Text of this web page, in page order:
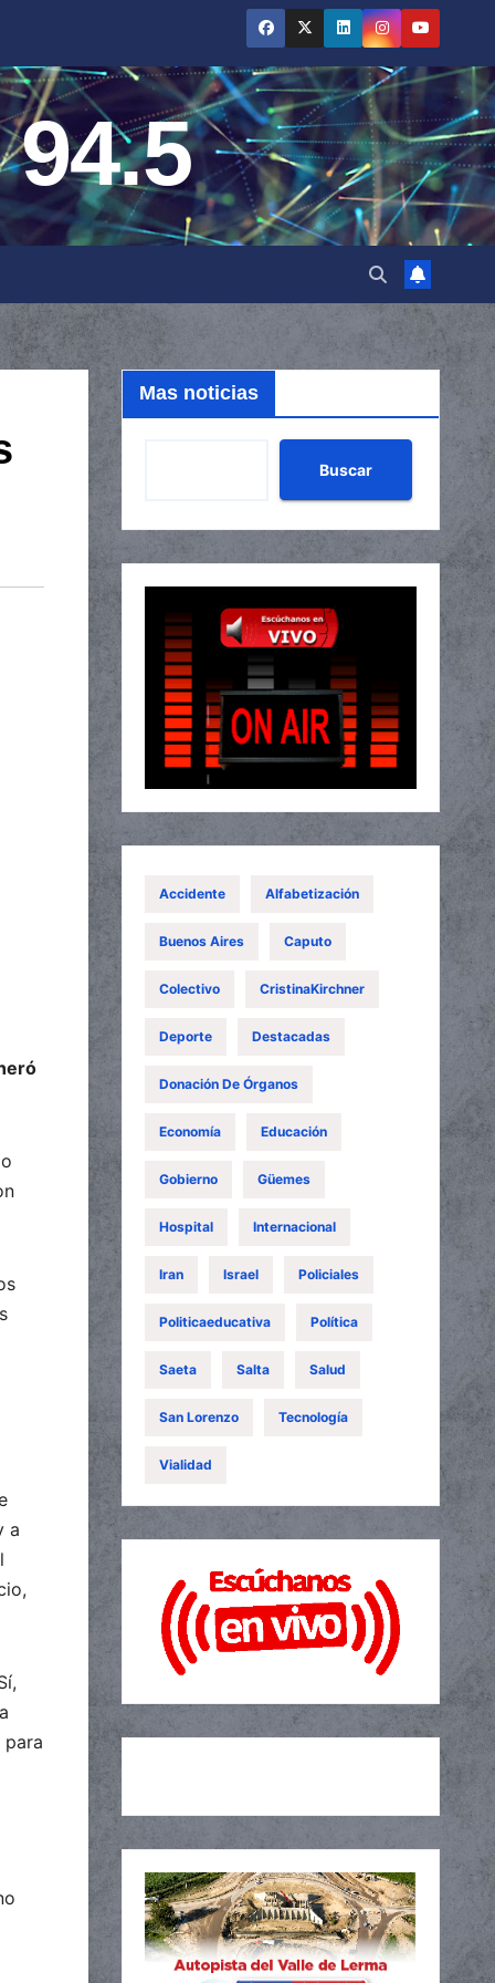
a
Mas noticias
Buscar
Accidente Alfabetización
Buenos Aires Caputo
Colectivo CristinaKirchner
Deporte Destacadas
Donación De Órganos
Economía Educación
Gobierno Güemes
Hospital Internacional
Iran Israel Policiales
Politicaeducativa Política
Saeta Salta Salud
San Lorenzo Tecnología
Vialidad